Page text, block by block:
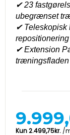
✔23
ubegrænset
✔Teleskopisk
repositionering
✔Extension
træningsfladen